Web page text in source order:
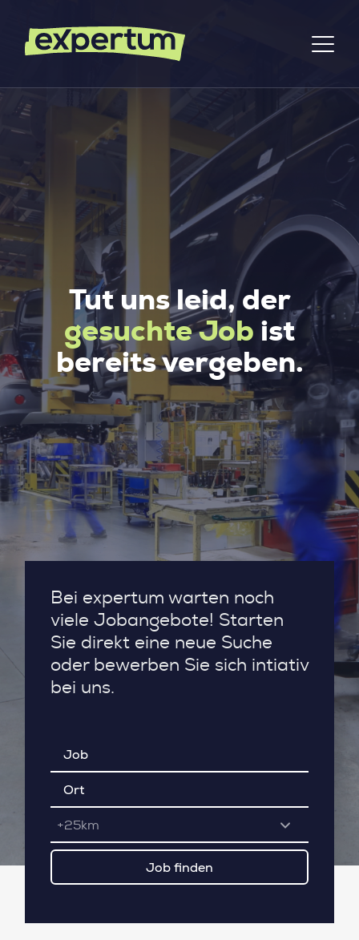
Tut uns leid, der
gesuchte Job ist
bereits vergeben.
Bei expertum warten noch
viele Jobangebote! Starten
Sie direkt eine neue Suche
oder bewerben Sie sich intiativ
bei uns.
+25km